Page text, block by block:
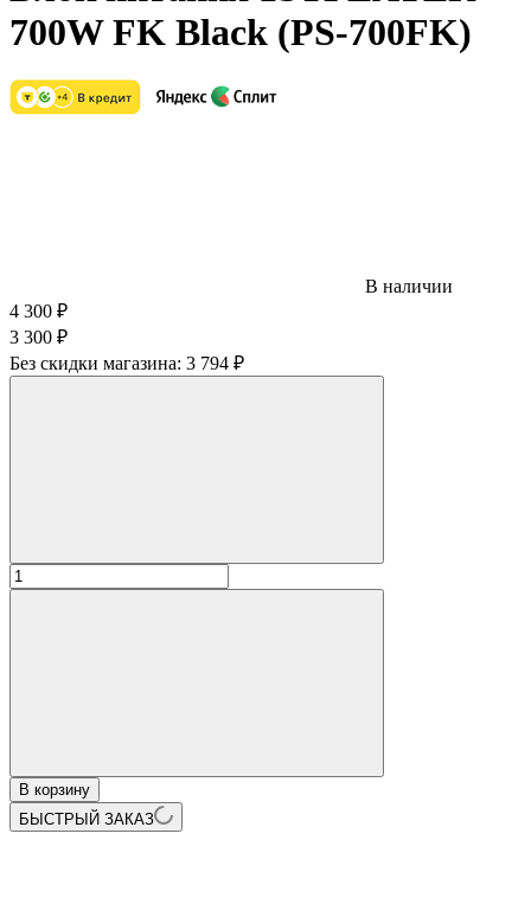
700W FK Black (PS-700FK)
В наличии
4 300 ₽
3 300 ₽
Без скидки магазина: 3 794 ₽
В корзину
БЫСТРЫЙ ЗАКАЗ